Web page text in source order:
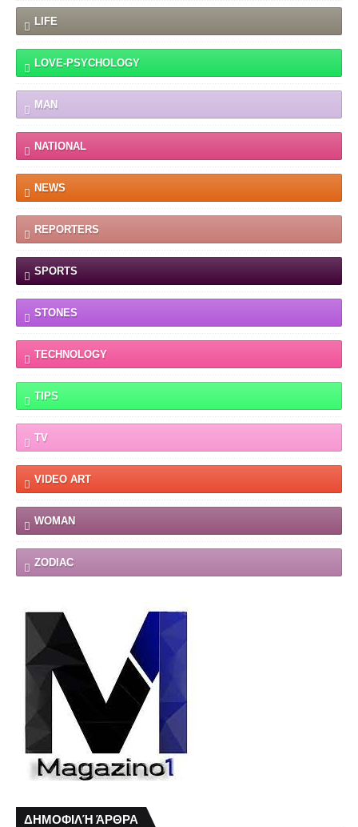
LIFE
LOVE-PSYCHOLOGY
MAN
NATIONAL
NEWS
REPORTERS
SPORTS
STONES
TECHNOLOGY
TIPS
TV
VIDEO ART
WOMAN
ZODIAC
ΔΗΜΟΦΙΛΉ ΆΡΘΡΑ